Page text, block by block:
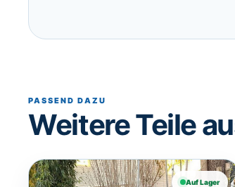
PASSEND DAZU
Weitere Teile
Auf Lager